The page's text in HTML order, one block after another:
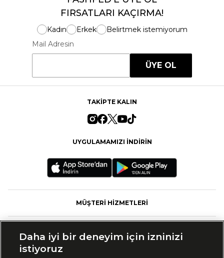
FIRSATLARI KAÇIRMA!
Kadın Erkek
Belirtmek istemiyorum
Mail Adresin
ÜYE OL
TAKİPTE KALIN
UYGULAMAMIZI İNDİRİN
MÜŞTERİ HİZMETLERİ
Daha iyi bir deneyim için izninizi
istiyoruz